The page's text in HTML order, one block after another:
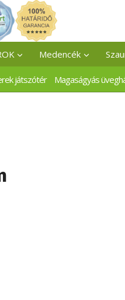
Medencék
játszótér Magaságyás